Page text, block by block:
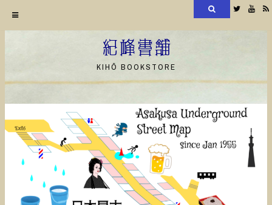
ン
ツ
へ
Twitter
紀峰書舗
KIHŌ BOOKSTORE